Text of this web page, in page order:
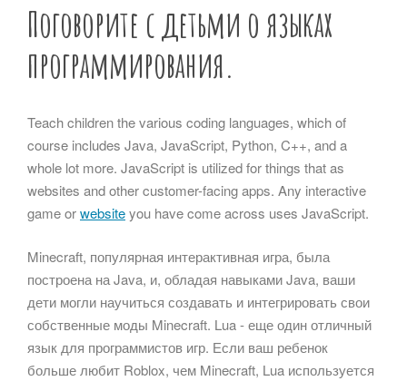
Поговорите с детьми о языках
программирования.
Teach children the various coding languages, which of
course includes Java, JavaScript, Python, C++, and a
whole lot more. JavaScript is utilized for things that as
websites and other customer-facing apps. Any interactive
game orwebsiteyou have come across uses JavaScript.
Minecraft, популярная интерактивная игра, была
построена на Java, и, обладая навыками Java, ваши
дети могли научиться создавать и интегрировать свои
собственные моды Minecraft. Lua - еще один отличный
язык для программистов игр. Если ваш ребенок
больше любит Roblox, чем Minecraft, Lua используется